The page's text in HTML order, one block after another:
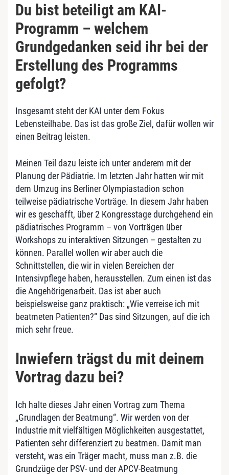
Du bist beteiligt am KAI-
Programm – welchem
Grundgedanken seid ihr bei der
Erstellung des Programms
gefolgt?
Insgesamt steht der KAI unter dem Fokus
Lebensteilhabe. Das ist das große Ziel, dafür wollen wir
einen Beitrag leisten.
Meinen Teil dazu leiste ich unter anderem mit der
Planung der Pädiatrie. Im letzten Jahr hatten wir mit
dem Umzug ins Berliner Olympiastadion schon
teilweise pädiatrische Vorträge. In diesem Jahr haben
wir es geschafft, über 2 Kongresstage durchgehend ein
pädiatrisches Programm – von Vorträgen über
Workshops zu interaktiven Sitzungen – gestalten zu
können. Parallel wollen wir aber auch die
Schnittstellen, die wir in vielen Bereichen der
Intensivpflege haben, herausstellen. Zum einen ist das
die Angehörigenarbeit. Das ist aber auch
beispielsweise ganz praktisch: „Wie verreise ich mit
beatmeten Patienten?“ Das sind Sitzungen, auf die ich
mich sehr freue.
Inwiefern trägst du mit deinem
Vortrag dazu bei?
Ich halte dieses Jahr einen Vortrag zum Thema
„Grundlagen der Beatmung“. Wir werden von der
Industrie mit vielfältigen Möglichkeiten ausgestattet,
Patienten sehr differenziert zu beatmen. Damit man
versteht, was ein Träger macht, muss man z.B. die
Grundzüge der PSV- und der APCV-Beatmung